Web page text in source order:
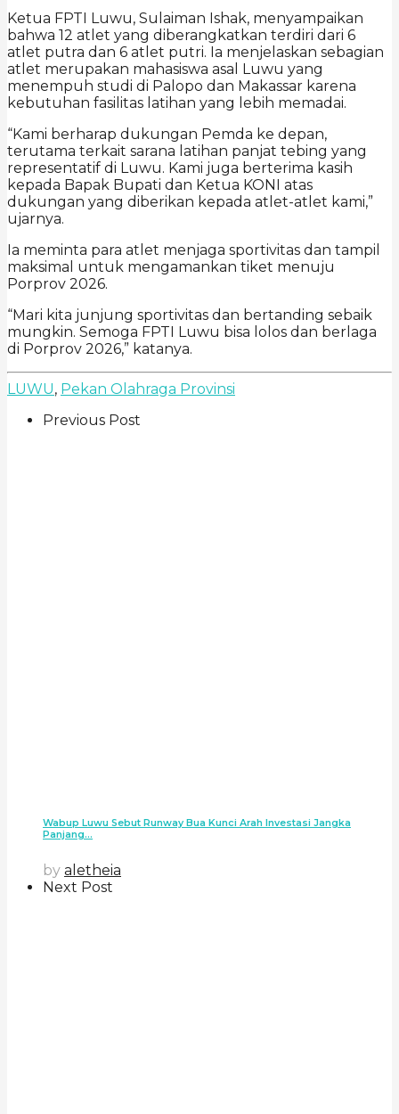
Ketua FPTI Luwu, Sulaiman Ishak, menyampaikan
bahwa 12 atlet yang diberangkatkan terdiri dari 6
atlet putra dan 6 atlet putri. Ia menjelaskan sebagian
atlet merupakan mahasiswa asal Luwu yang
menempuh studi di Palopo dan Makassar karena
kebutuhan fasilitas latihan yang lebih memadai.
“Kami berharap dukungan Pemda ke depan,
terutama terkait sarana latihan panjat tebing yang
representatif di Luwu. Kami juga berterima kasih
kepada Bapak Bupati dan Ketua KONI atas
dukungan yang diberikan kepada atlet-atlet kami,”
ujarnya.
Ia meminta para atlet menjaga sportivitas dan tampil
maksimal untuk mengamankan tiket menuju
Porprov 2026.
“Mari kita junjung sportivitas dan bertanding sebaik
mungkin. Semoga FPTI Luwu bisa lolos dan berlaga
di Porprov 2026,” katanya.
LUWU, Pekan Olahraga Provinsi
Previous Post
Wabup Luwu Sebut Runway Bua Kunci Arah Investasi Jangka
Panjang...
by aletheia
Next Post